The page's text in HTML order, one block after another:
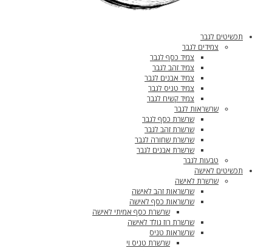
תכשיטים לגבר
צמידים לגבר
צמיד כסף לגבר
צמיד זהב לגבר
צמיד אבנים לגבר
צמיד טניס לגבר
צמיד קשיח לגבר
שרשראות לגבר
שרשרת כסף לגבר
שרשרת זהב לגבר
שרשרת שחורה לגבר
שרשרת אבנים לגבר
טבעות לגבר
תכשיטים לאישה
שרשרת לאישה
שרשראות זהב לאישה
שרשראות כסף לאישה
שרשרת כסף אמיתי לאישה
שרשרת רוז גולד לאישה
שרשראות טניס
שרשרת טניס וי